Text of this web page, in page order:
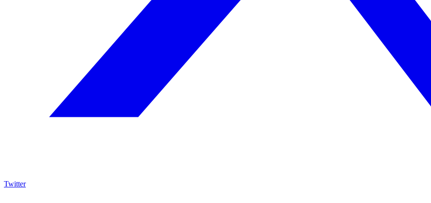
Twitter